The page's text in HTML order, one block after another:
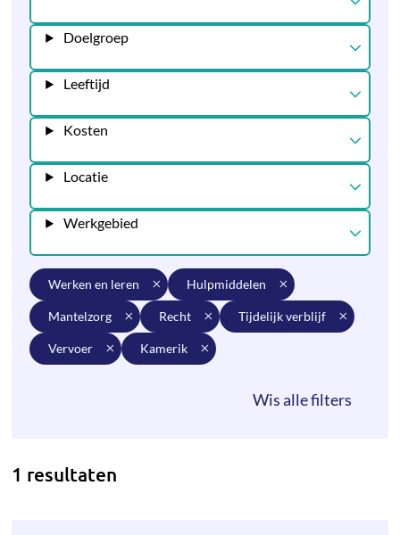
Doelgroep
Leeftijd
Kosten
Locatie
Werkgebied
werken en leren hulpmiddelen
mantelzorg recht tijdelijk verblijf
vervoer kamerik
1 resultaten